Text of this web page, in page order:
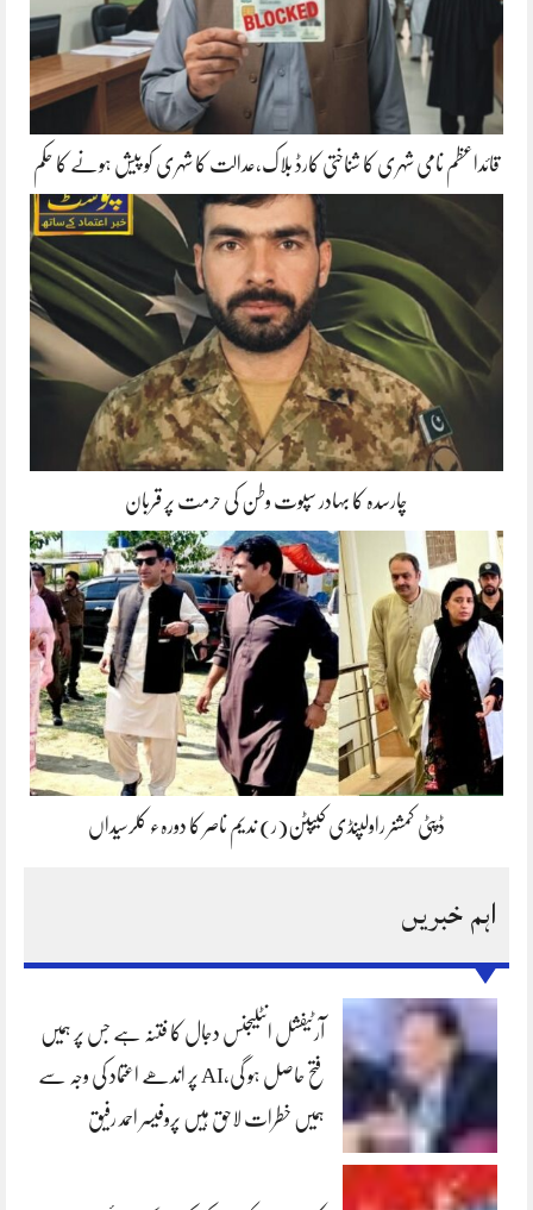
قائداعظم نامی شہری کا شناختی کارڈ بلاک،عدالت کا شہری کو پیش ہونے کا حکم
چارسدہ کا بہادر سپوت وطن کی حرمت پر قربان
ڈپٹی کمشنر راولپنڈی کیپٹن(ر) ندیم ناصر کا دورہء کلرسیداں
اہم خبریں
آرٹیفشل انٹلیجنس دجال کا فتنہ ہے جس پر ہمیں
فتح حاصل ہو گی،AI پر اندھے اعتماد کی وجہ سے
ہمیں خطرات لاحق ہیں پروفیسر احمد رفیق